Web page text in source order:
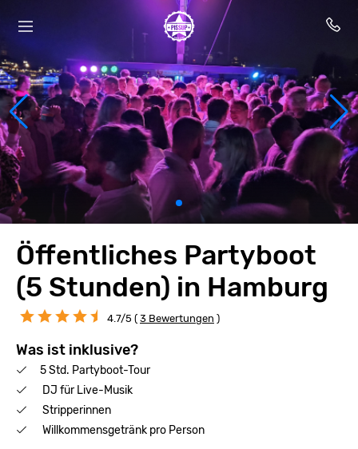
Öffentliches Partyboot
(5 Stunden) in Hamburg
4.7/5 ( 3 Bewertungen )
Was ist inklusive?
5 Std. Partyboot-Tour
DJ für Live-Musik
Stripperinnen
Willkommensgetränk pro Person